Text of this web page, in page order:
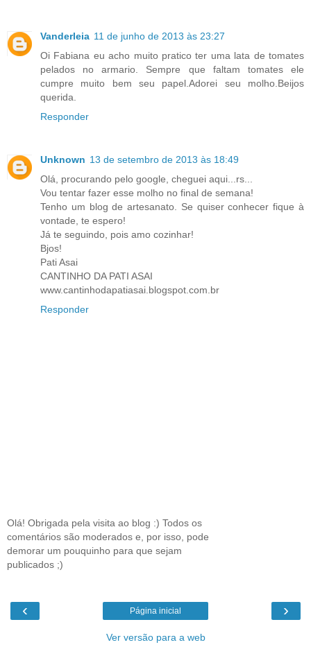
Vanderleia 11 de junho de 2013 às 23:27
Oi Fabiana eu acho muito pratico ter uma lata de tomates
pelados no armario. Sempre que faltam tomates ele
cumpre muito bem seu papel.Adorei seu molho.Beijos
querida.
Responder
Unknown 13 de setembro de 2013 às 18:49
Olá, procurando pelo google, cheguei aqui...rs...
Vou tentar fazer esse molho no final de semana!
Tenho um blog de artesanato. Se quiser conhecer fique à
vontade, te espero!
Já te seguindo, pois amo cozinhar!
Bjos!
Pati Asai
CANTINHO DA PATI ASAI
www.cantinhodapatiasai.blogspot.com.br
Responder
Olá! Obrigada pela visita ao blog :) Todos os
comentários são moderados e, por isso, pode
demorar um pouquinho para que sejam
publicados ;)
‹ ›
Página inicial
Ver versão para a web